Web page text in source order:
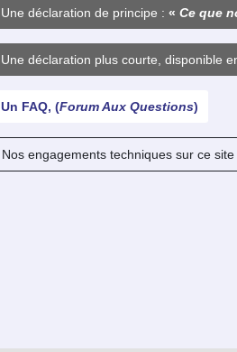
Une déclaration de principe :«Ce que
Une déclaration plus courte, disponible
Un FAQ, (Forum Aux Questions)
Nos engagements techniques sur ce site